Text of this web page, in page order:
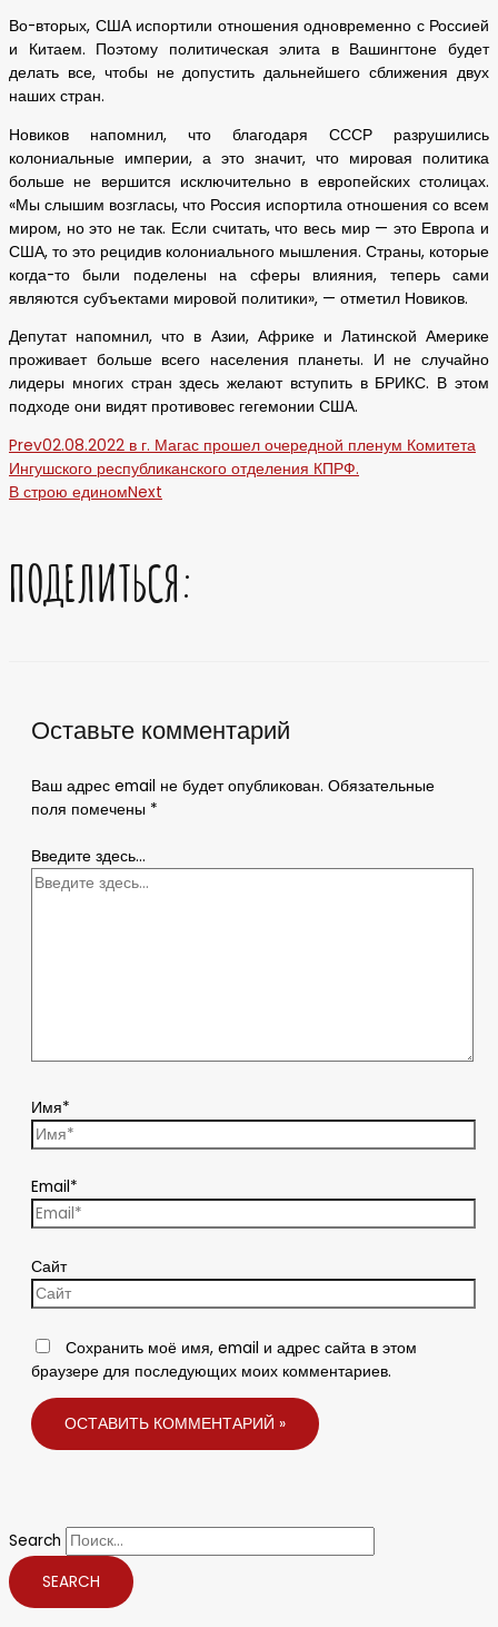
Во-вторых, США испортили отношения одновременно с Россией
и Китаем. Поэтому политическая элита в Вашингтоне будет
делать все, чтобы не допустить дальнейшего сближения двух
наших стран.
Новиков напомнил, что благодаря СССР разрушились
колониальные империи, а это значит, что мировая политика
больше не вершится исключительно в европейских столицах.
«Мы слышим возгласы, что Россия испортила отношения со всем
миром, но это не так. Если считать, что весь мир — это Европа и
США, то это рецидив колониального мышления. Страны, которые
когда-то были поделены на сферы влияния, теперь сами
являются субъектами мировой политики», — отметил Новиков.
Депутат напомнил, что в Азии, Африке и Латинской Америке
проживает больше всего населения планеты. И не случайно
лидеры многих стран здесь желают вступить в БРИКС. В этом
подходе они видят противовес гегемонии США.
Prev02.08.2022 в г. Магас прошел очередной пленум Комитета
Ингушского республиканского отделения КПРФ.
В строю единомNext
ПОДЕЛИТЬСЯ:
Оставьте комментарий
Ваш адрес email не будет опубликован. Обязательные
поля помечены *
Введите здесь...
Имя*
Email*
Сайт
Сохранить моё имя, email и адрес сайта в этом
браузере для последующих моих комментариев.
Search
SEARCH